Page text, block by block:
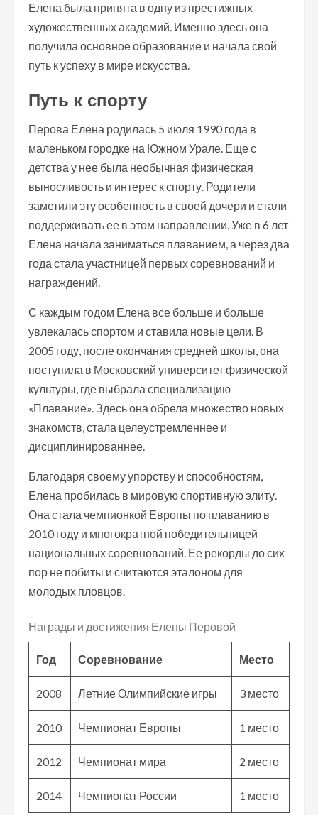
Елена была принята в одну из престижных
художественных академий. Именно здесь она
получила основное образование и начала свой
путь к успеху в мире искусства.
Путь к спорту
Перова Елена родилась 5 июля 1990 года в
маленьком городке на Южном Урале. Еще с
детства у нее была необычная физическая
выносливость и интерес к спорту. Родители
заметили эту особенность в своей дочери и стали
поддерживать ее в этом направлении. Уже в 6 лет
Елена начала заниматься плаванием, а через два
года стала участницей первых соревнований и
награждений.
С каждым годом Елена все больше и больше
увлекалась спортом и ставила новые цели. В
2005 году, после окончания средней школы, она
поступила в Московский университет физической
культуры, где выбрала специализацию
«Плавание». Здесь она обрела множество новых
знакомств, стала целеустремленнее и
дисциплинированнее.
Благодаря своему упорству и способностям,
Елена пробилась в мировую спортивную элиту.
Она стала чемпионкой Европы по плаванию в
2010 году и многократной победительницей
национальных соревнований. Ее рекорды до сих
пор не побиты и считаются эталоном для
молодых пловцов.
Награды и достижения Елены Перовой
Год Соревнование Место
2008 Летние Олимпийские игры 3 место
2010 Чемпионат Европы 1 место
2012 Чемпионат мира 2 место
2014 Чемпионат России 1 место